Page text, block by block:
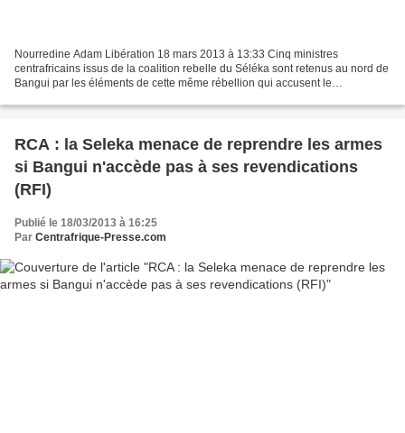
Nourredine Adam Libération 18 mars 2013 à 13:33 Cinq ministres
centrafricains issus de la coalition rebelle du Séléka sont retenus au nord de
Bangui par les éléments de cette même rébellion qui accusent le
RCA : la Seleka menace de reprendre les armes
si Bangui n'accède pas à ses revendications
(RFI)
Publié le 18/03/2013 à 16:25
Par Centrafrique-Presse.com